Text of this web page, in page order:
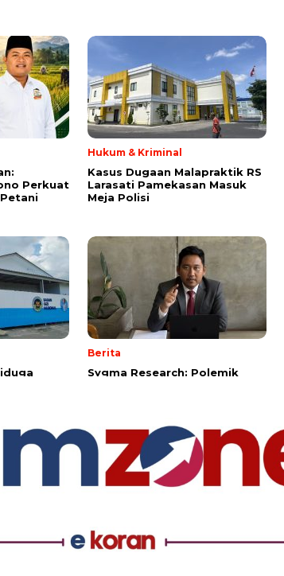
Perkuat
Hukum & Kriminal
Kasus Dugaan Malapraktik RS
Larasati Pamekasan Masuk
Meja Polisi
Berita
Sygma Research: Polemik